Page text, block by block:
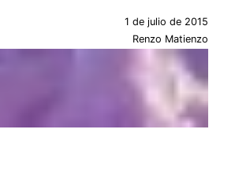
1 de julio de 2015
Renzo Matienzo